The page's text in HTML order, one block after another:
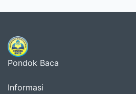
Pondok Baca
Informasi